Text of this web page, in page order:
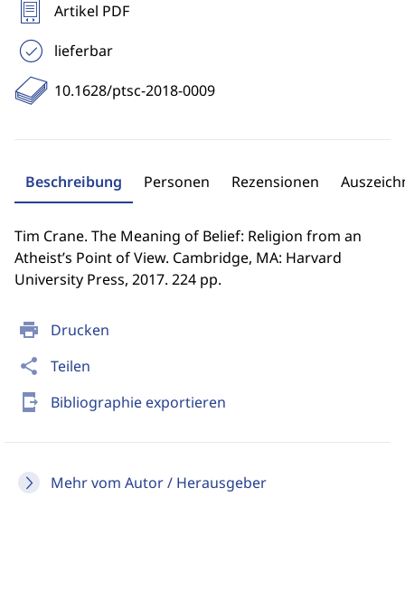
print Drucken
share Teilen
send_to_mobile Bibliographie exportieren
Mehr vom Autor / Herausgeber
Artikel PDF
lieferbar
10.1628/ptsc-2018-0009
Beschreibung Personen Rezensionen
Tim Crane. The Meaning of Belief: Religion from an
Atheist’s Point of View. Cambridge, MA: Harvard
University Press, 2017. 224 pp.